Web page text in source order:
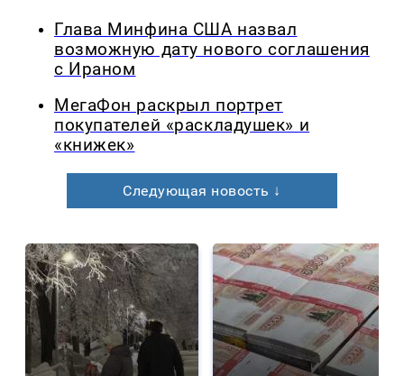
Глава Минфина США назвал
возможную дату нового соглашения
с Ираном
МегаФон раскрыл портрет
покупателей «раскладушек» и
«книжек»
Следующая новость ↓